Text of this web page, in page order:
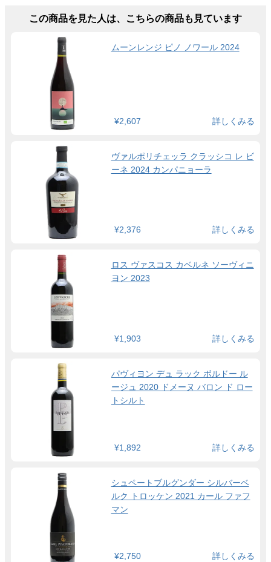
この商品を見た人は、こちらの商品も見ています
ムーンレンジ ピノ ノワール 2024
¥2,607 詳しくみる
ヴァルポリチェッラ クラッシコ レ ビ
ーネ 2024 カンパニョーラ
¥2,376 詳しくみる
ロス ヴァスコス カベルネ ソーヴィニ
ヨン 2023
¥1,903 詳しくみる
パヴィヨン デュ ラック ボルドー ル
ージュ 2020 ドメーヌ バロン ド ロー
トシルト
¥1,892 詳しくみる
シュペートブルグンダー シルバーベ
ルク トロッケン 2021 カール ファフ
マン
¥2,750 詳しくみる